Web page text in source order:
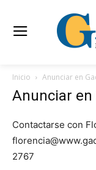
Inicio Anunciar en
Anunciar en
Contactarse con
2767